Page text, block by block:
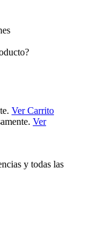
Ver Carrito
Ver
y todas las